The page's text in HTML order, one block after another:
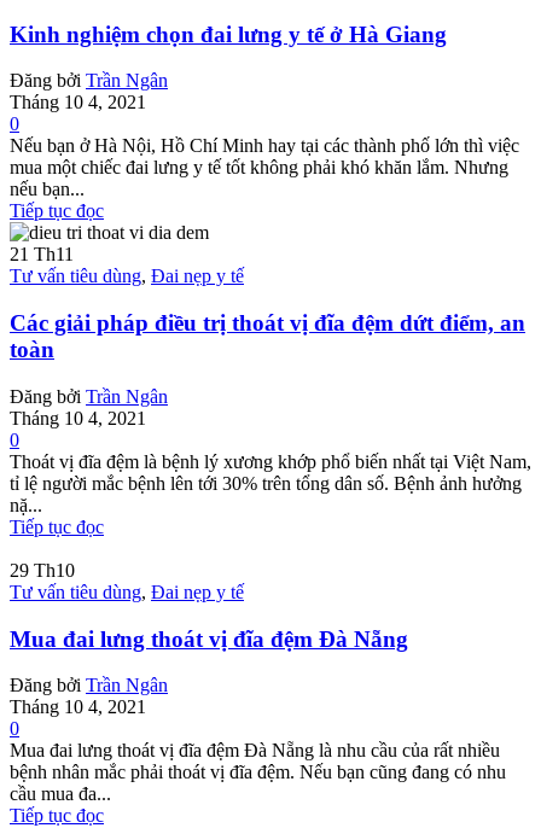
Kinh nghiệm chọn đai lưng y tế ở Hà Giang
Đăng bởi Trần Ngân
Tháng 10 4, 2021
0
Nếu bạn ở Hà Nội, Hồ Chí Minh hay tại các thành phố lớn thì việc
mua một chiếc đai lưng y tế tốt không phải khó khăn lắm. Nhưng
nếu bạn...
Tiếp tục đọc
21 Th11
Tư vấn tiêu dùng, Đai nẹp y tế
Các giải pháp điều trị thoát vị đĩa đệm dứt điểm, an
toàn
Đăng bởi Trần Ngân
Tháng 10 4, 2021
0
Thoát vị đĩa đệm là bệnh lý xương khớp phổ biến nhất tại Việt Nam,
tỉ lệ người mắc bệnh lên tới 30% trên tổng dân số. Bệnh ảnh hưởng
nặ...
Tiếp tục đọc
29 Th10
Tư vấn tiêu dùng, Đai nẹp y tế
Mua đai lưng thoát vị đĩa đệm Đà Nẵng
Đăng bởi Trần Ngân
Tháng 10 4, 2021
0
Mua đai lưng thoát vị đĩa đệm Đà Nẵng là nhu cầu của rất nhiều
bệnh nhân mắc phải thoát vị đĩa đệm. Nếu bạn cũng đang có nhu
cầu mua đa...
Tiếp tục đọc